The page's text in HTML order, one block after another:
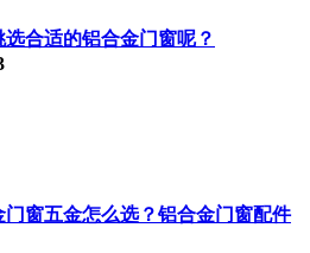
合适的铝合金门窗呢？
窗五金怎么选？铝合金门窗配件